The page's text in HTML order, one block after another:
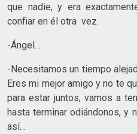
que nadie, y era
confiar en él otra vez.
-Ángel…
-Necesitamos un tiempo
Eres mi mejor amigo y no te
para estar juntos, vamos a
hasta terminar odiándonos, y
así…